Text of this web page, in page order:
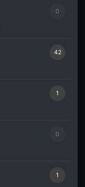
0
42
1
0
1